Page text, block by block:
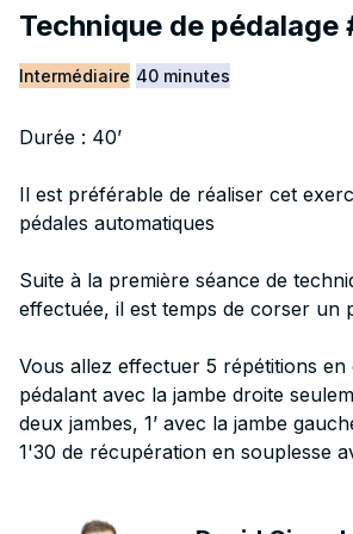
Technique de
Intermédiaire 40 minutes
Durée : 40’
Il est préférable de réaliser cet
pédales automatiques
Suite à la première séance de
effectuée, il est temps de corser un
Vous allez effectuer 5 répétitions en
pédalant avec la jambe droite
deux jambes, 1’ avec la jambe
1'30 de récupération en souplesse